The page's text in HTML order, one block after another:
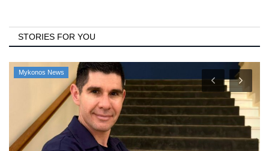
STORIES FOR YOU
Mykonos News